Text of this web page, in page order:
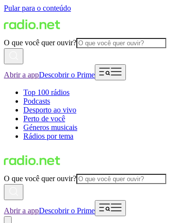
Pular para o conteúdo
O que você quer ouvir?
Abrir a appDescobrir o Prime
Top 100 rádios
Podcasts
Desporto ao vivo
Perto de você
Géneros musicais
Rádios por tema
O que você quer ouvir?
Abrir a appDescobrir o Prime